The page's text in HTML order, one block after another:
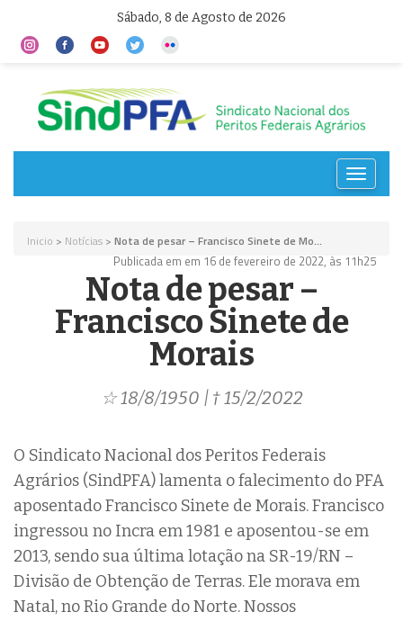
Sábado, 8 de Agosto de 2026
Toggle
Inicio > Notícias > Nota de pesar – Francisco Sinete de Mo...
Publicada em em 16 de fevereiro de 2022, às 11h25
Nota de pesar –
Francisco Sinete de
Morais
☆ 18/8/1950 | † 15/2/2022
O Sindicato Nacional dos Peritos Federais
Agrários (SindPFA) lamenta o falecimento do PFA
aposentado Francisco Sinete de Morais. Francisco
ingressou no Incra em 1981 e aposentou-se em
2013, sendo sua última lotação na SR-19/RN –
Divisão de Obtenção de Terras. Ele morava em
Natal, no Rio Grande do Norte. Nossos